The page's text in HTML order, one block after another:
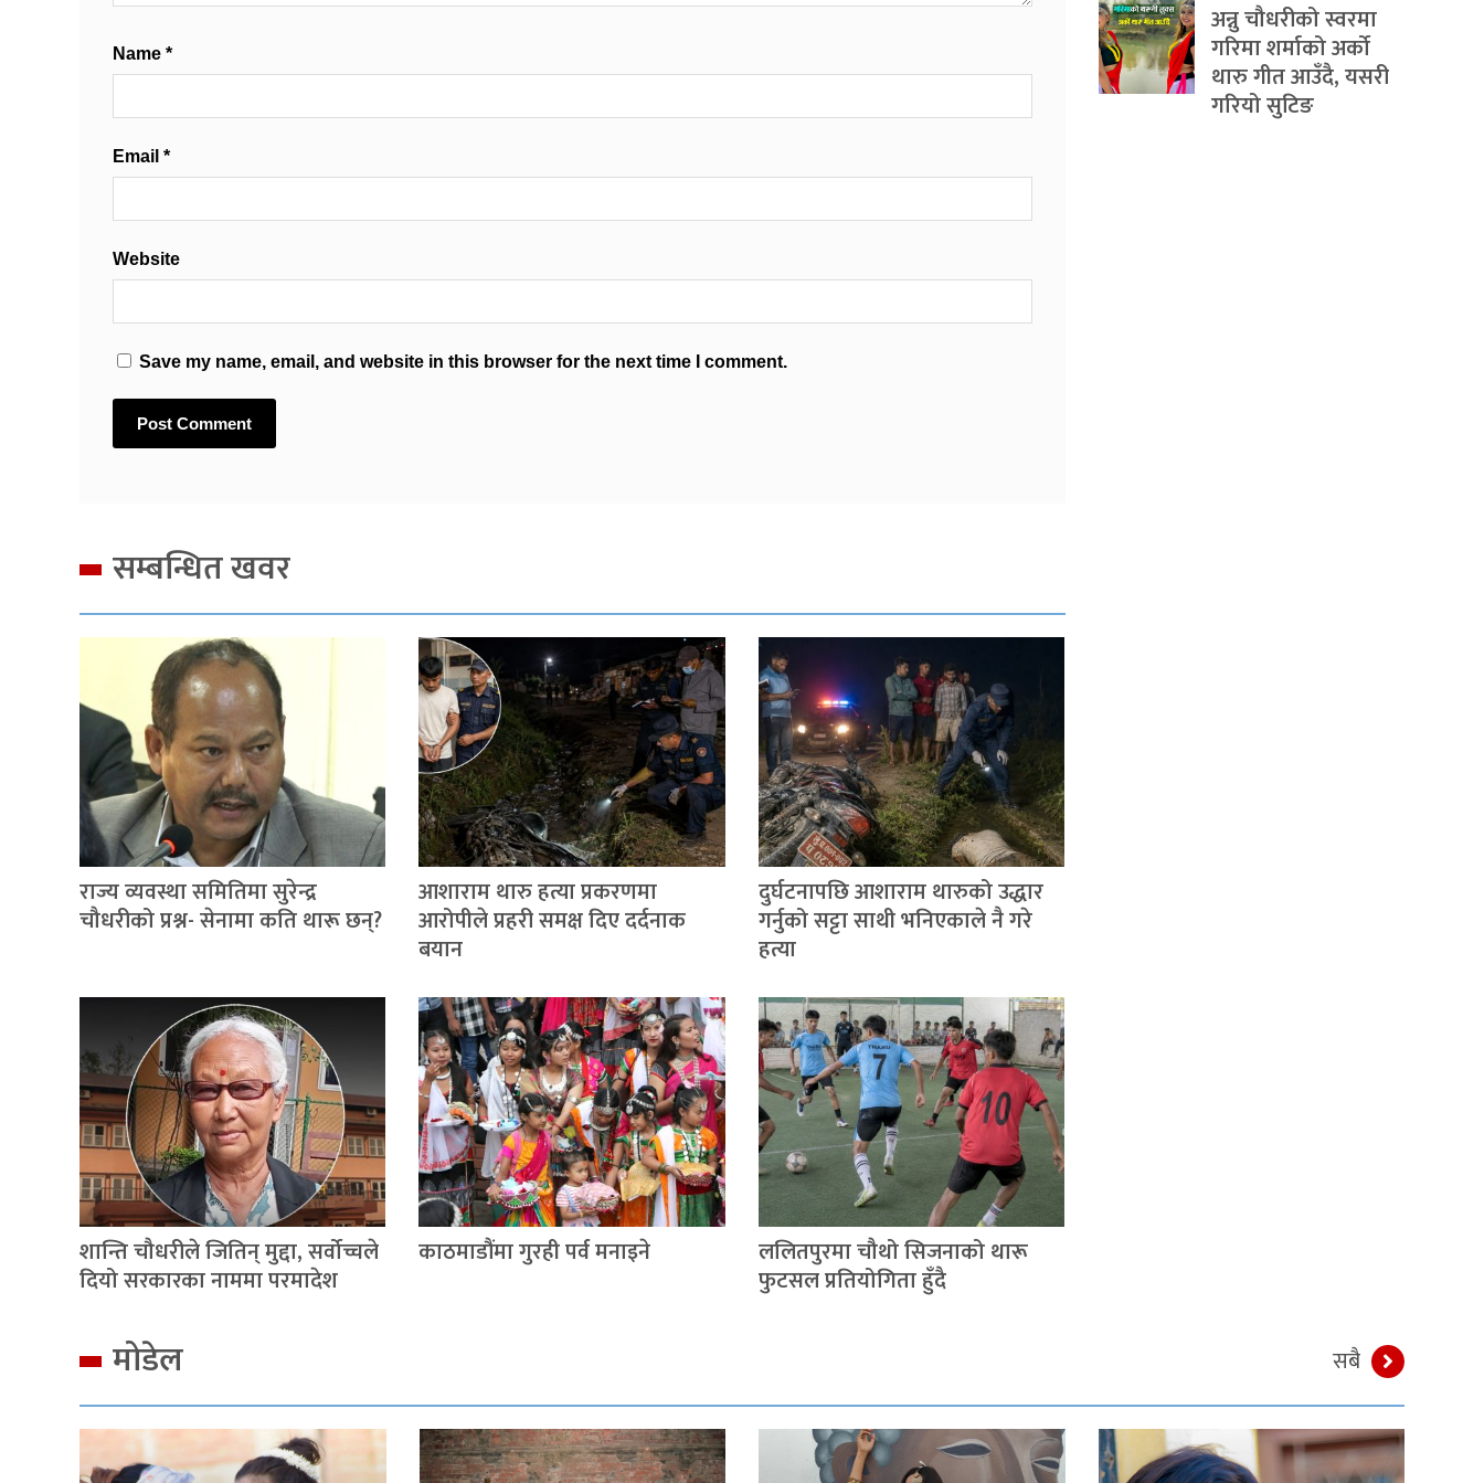
Name *
Email *
Website
Save my name, email, and website in this browser for the next time I comment.
सम्बन्धित खवर
राज्य व्यवस्था समितिमा सुरेन्द्र
चौधरीको प्रश्न- सेनामा कति थारू छन्?
आशाराम थारु हत्या प्रकरणमा
आरोपीले प्रहरी समक्ष दिए दर्दनाक
बयान
दुर्घटनापछि आशाराम थारुको उद्धार
गर्नुको सट्टा साथी भनिएकाले नै गरे
हत्या
शान्ति चौधरीले जितिन् मुद्दा, सर्वोच्चले
दियो सरकारका नाममा परमादेश
काठमाडौंमा गुरही पर्व मनाइने ललितपुरमा चौथो सिजनाको थारू
फुटसल प्रतियोगिता हुँदै
अन्नु चौधरीको स्वरमा
गरिमा शर्माको अर्को
थारु गीत आउँदै, यसरी
गरियो सुटिङ
मोडेल सबै